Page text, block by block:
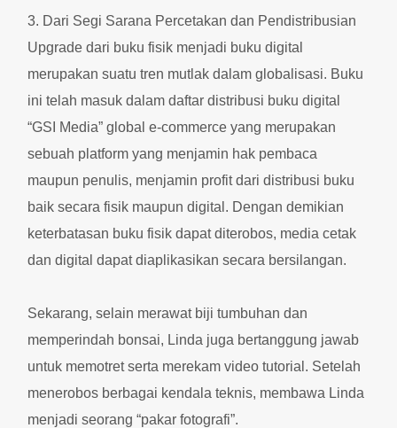
3. Dari Segi Sarana Percetakan dan Pendistribusian
Upgrade dari buku fisik menjadi buku digital
merupakan suatu tren mutlak dalam globalisasi. Buku
ini telah masuk dalam daftar distribusi buku digital
“GSI Media” global e-commerce yang merupakan
sebuah platform yang menjamin hak pembaca
maupun penulis, menjamin profit dari distribusi buku
baik secara fisik maupun digital. Dengan demikian
keterbatasan buku fisik dapat diterobos, media cetak
dan digital dapat diaplikasikan secara bersilangan.
Sekarang, selain merawat biji tumbuhan dan
memperindah bonsai, Linda juga bertanggung jawab
untuk memotret serta merekam video tutorial. Setelah
menerobos berbagai kendala teknis, membawa Linda
menjadi seorang “pakar fotografi”.